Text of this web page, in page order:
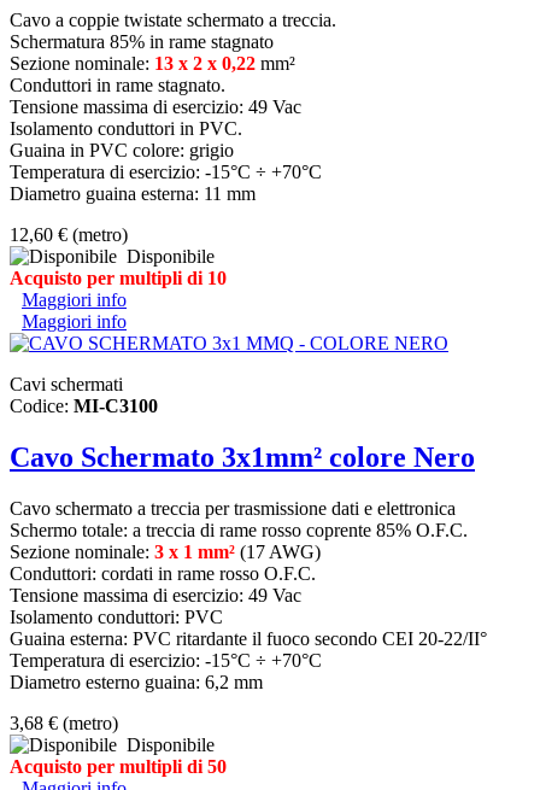
Cavo a coppie twistate schermato a treccia.
Schermatura 85% in rame stagnato
Sezione nominale: 13 x 2 x 0,22 mm²
Conduttori in rame stagnato.
Tensione massima di esercizio: 49 Vac
Isolamento conduttori in PVC.
Guaina in PVC colore: grigio
Temperatura di esercizio: -15°C ÷ +70°C
Diametro guaina esterna: 11 mm
12,60 € (metro)
Disponibile
Acquisto per multipli di 10
Maggiori info
Maggiori info
Cavi schermati
Codice: MI-C3100
Cavo Schermato 3x1mm² colore Nero
Cavo schermato a treccia per trasmissione dati e elettronica
Schermo totale: a treccia di rame rosso coprente 85% O.F.C.
Sezione nominale: 3 x 1 mm² (17 AWG)
Conduttori: cordati in rame rosso O.F.C.
Tensione massima di esercizio: 49 Vac
Isolamento conduttori: PVC
Guaina esterna: PVC ritardante il fuoco secondo CEI 20-22/II°
Temperatura di esercizio: -15°C ÷ +70°C
Diametro esterno guaina: 6,2 mm
3,68 € (metro)
Disponibile
Acquisto per multipli di 50